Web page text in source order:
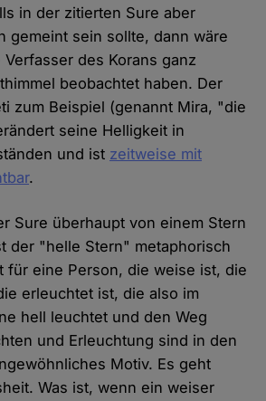
in der zitierten Sure aber
gemeint sein sollte, dann wäre
des Korans ganz
beobachtet haben. Der
zum Beispiel (genannt Mira, "die
seine Helligkeit in
und ist zeitweise mit
.
Sure überhaupt von einem Stern
der "helle Stern" metaphorisch
für eine Person, die weise ist, die
erleuchtet ist, die also im
hell leuchtet und den Weg
und Erleuchtung sind in den
Motiv. Es geht
Was ist, wenn ein weiser